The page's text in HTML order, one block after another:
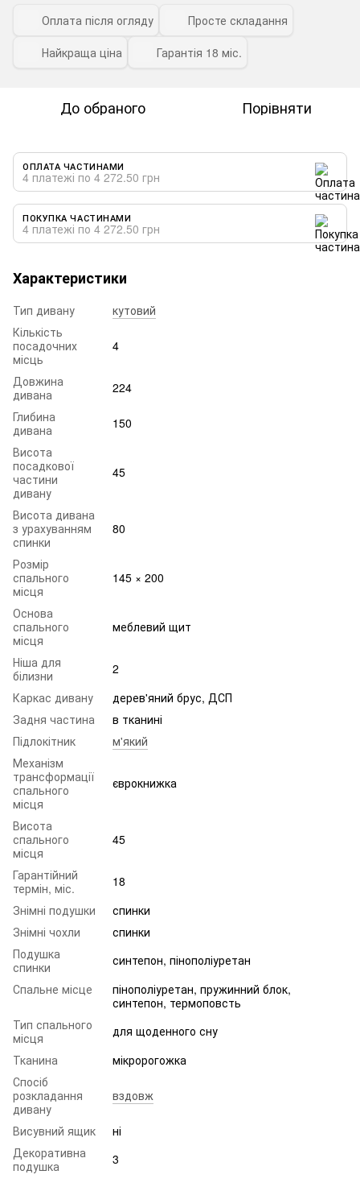
Оплата після огляду
Просте складання
Найкраща ціна
Гарантія 18 міс.
До обраного Порівняти
ОПЛАТА ЧАСТИНАМИ
4 платежі по 4 272.50 грн
ПОКУПКА ЧАСТИНАМИ
4 платежі по 4 272.50 грн
Характеристики
Тип дивану
кутовий
Кількість
посадочних
місць
4
Довжина
дивана
224
Глибина
дивана
150
Висота
посадкової
частини
дивану
45
Висота дивана
з урахуванням
спинки
80
Розмір
спального
місця
145 × 200
Основа
спального
місця
меблевий щит
Ніша для
білизни
2
Каркас дивану
дерев'яний брус, ДСП
Задня частина
в тканині
Підлокітник
м'який
Механізм
трансформації
спального
місця
єврокнижка
Висота
спального
місця
45
Гарантійний
термін, міс.
18
Знімні подушки
спинки
Знімні чохли
спинки
Подушка
спинки
синтепон, пінополіуретан
Спальне місце
пінополіуретан, пружинний блок,
синтепон, термоповсть
Тип спального
місця
для щоденного сну
Тканина
мікророгожка
Спосіб
розкладання
дивану
вздовж
Висувний ящик
ні
Декоративна
подушка
3